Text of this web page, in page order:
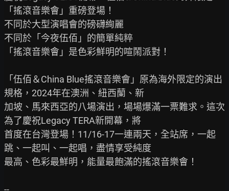
「搖滾音樂會」重磅登場！
不同於大型演唱會的磅礴絢麗
不同於「今夜伍佰」的簡單純粹
「搖滾音樂會」是色彩鮮明的喧鬧派對！
「伍佰＆China Blue搖滾音樂會」原為海外限定的演出
規格，2024年在澳洲、紐西蘭、新
加坡、馬來西亞的八場演出，場場爆滿一票難求。這次
為了慶祝Legacy TERA新開幕，將
首度在台灣登場！11/16-17一連兩天，全站席，一起
跳、一起叫、一起唱，盡情享受純度
最高、色彩最鮮明，能量最飽滿的搖滾音樂會！